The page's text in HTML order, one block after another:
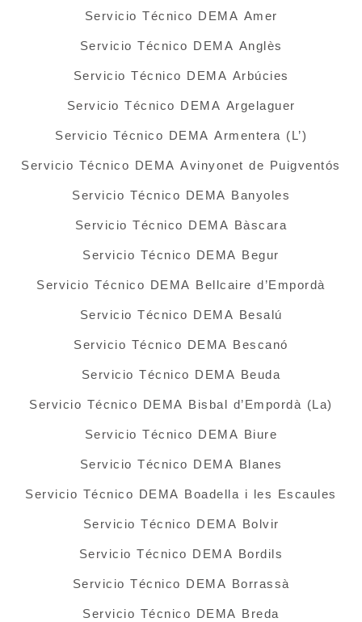
Servicio Técnico DEMA Amer
Servicio Técnico DEMA Anglès
Servicio Técnico DEMA Arbúcies
Servicio Técnico DEMA Argelaguer
Servicio Técnico DEMA Armentera (L’)
Servicio Técnico DEMA Avinyonet de Puigventós
Servicio Técnico DEMA Banyoles
Servicio Técnico DEMA Bàscara
Servicio Técnico DEMA Begur
Servicio Técnico DEMA Bellcaire d’Empordà
Servicio Técnico DEMA Besalú
Servicio Técnico DEMA Bescanó
Servicio Técnico DEMA Beuda
Servicio Técnico DEMA Bisbal d’Empordà (La)
Servicio Técnico DEMA Biure
Servicio Técnico DEMA Blanes
Servicio Técnico DEMA Boadella i les Escaules
Servicio Técnico DEMA Bolvir
Servicio Técnico DEMA Bordils
Servicio Técnico DEMA Borrassà
Servicio Técnico DEMA Breda